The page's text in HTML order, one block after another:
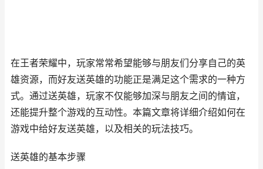
在王者荣耀中，玩家常常希望能够与朋友们分享自己的英
雄资源，而好友送英雄的功能正是满足这个需求的一种方
式。通过送英雄，玩家不仅能够加深与朋友之间的情谊，
还能提升整个游戏的互动性。本篇文章将详细介绍如何在
游戏中给好友送英雄，以及相关的玩法技巧。
送英雄的基本步骤